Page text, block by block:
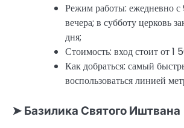
Режим работы: ежедневно с
вечера; в субботу церковь
дня;
Стоимость: вход стоит от 1
Как добраться: самый
воспользоваться линией
➤ Базилика Святого Иштвана